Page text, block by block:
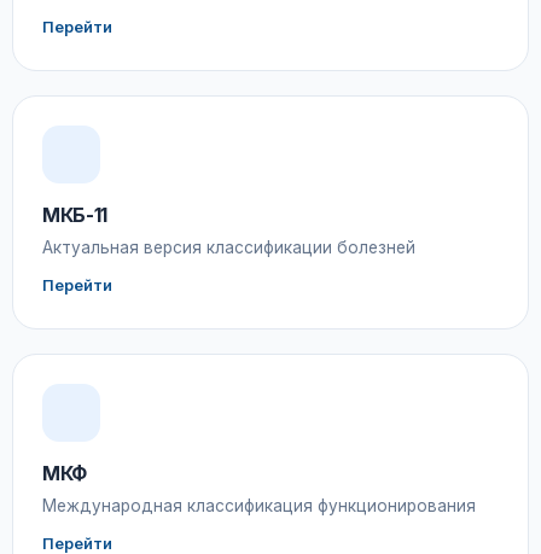
Перейти
МКБ-11
Актуальная версия классификации болезней
Перейти
МКФ
Международная классификация функционирования
Перейти